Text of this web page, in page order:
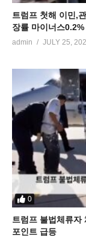
트럼프 첫해 이민,
장률 마이너스0.2%
admin JULY 25,
0
트럼프 불법체류자
포인트 급등